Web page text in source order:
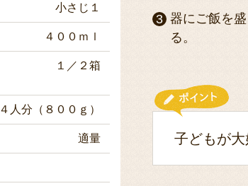
小さじ１
４００ｍｌ
１／２箱
４人分（８００ｇ）
適量
器にご飯を
る。
子どもが